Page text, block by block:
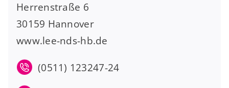
Herrenstraße 6
30159 Hannover
www.lee-nds-hb.de
(0511) 123247-24